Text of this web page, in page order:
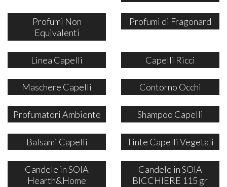
Profumi Non
Equivalenti
Profumi di Fragonard
Linea Capelli Capelli Ricci
Maschere Capelli Contorno Occhi
Profumatori Ambiente Shampoo Capelli
Balsami Capelli Tinte Capelli Vegetali
Candele in SOIA
Hearth&Home
Candele in SOIA
BICCHIERE 115 gr